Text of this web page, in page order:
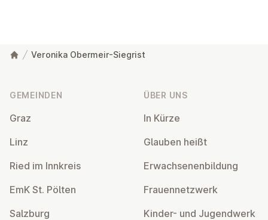
Veronika Obermeir-Siegrist
GEMEINDEN
Graz
Linz
Ried im Innkreis
EmK St. Pölten
Salzburg
ÜBER UNS
In Kürze
Glauben heißt
Er­wach­se­nen­bil­dung
Frau­en­netz­werk
Kinder- und Ju­gend­werk